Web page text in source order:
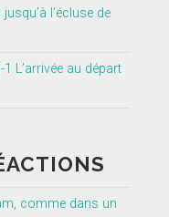
l’écluse de
L’arrivée au départ
comme dans un